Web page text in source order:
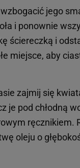
jego
i ponownie
ściereczką i
miejsce, aby
zajmij się
je pod chłodną
ręcznikiem.
oleju o